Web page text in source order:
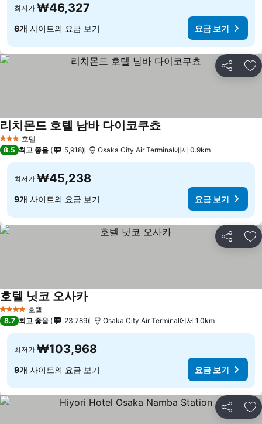
최저가 ₩46,327
6개 사이트의 요금 보기 요금 보기
공유 즐
3 성급 호텔
리치몬드 호텔 남바 다이코쿠쵸
8.5 최고 좋음 5,918 Osaka City Air Terminal에서 0.9km
최저가 ₩45,238
9개 사이트의 요금 보기 요금 보기
공유 즐
4 성급 호텔
호텔 닛코 오사카
8.7 최고 좋음 23,789 Osaka City Air Terminal에서 1.0km
최저가 ₩103,968
9개 사이트의 요금 보기 요금 보기
공유 즐